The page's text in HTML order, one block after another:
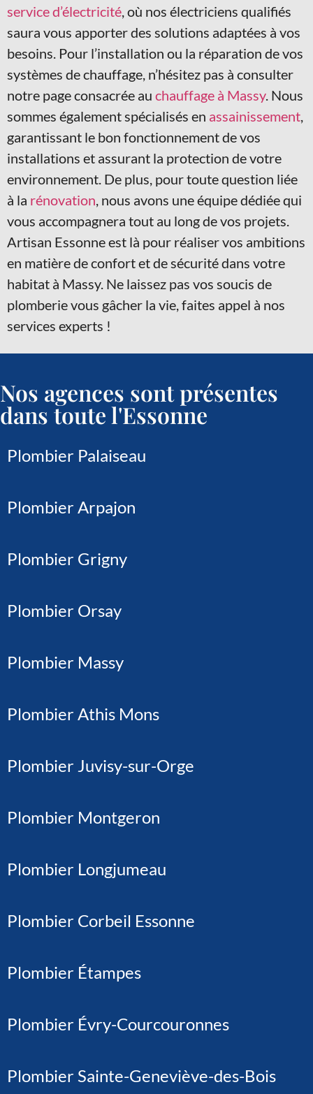
service d’électricité, où nos électriciens qualifiés
saura vous apporter des solutions adaptées à vos
besoins. Pour l’installation ou la réparation de vos
systèmes de chauffage, n’hésitez pas à consulter
notre page consacrée au chauffage à Massy. Nous
sommes également spécialisés en assainissement,
garantissant le bon fonctionnement de vos
installations et assurant la protection de votre
environnement. De plus, pour toute question liée
à la rénovation, nous avons une équipe dédiée qui
vous accompagnera tout au long de vos projets.
Artisan Essonne est là pour réaliser vos ambitions
en matière de confort et de sécurité dans votre
habitat à Massy. Ne laissez pas vos soucis de
plomberie vous gâcher la vie, faites appel à nos
services experts !
Nos agences sont présentes
dans toute l'Essonne
Plombier Palaiseau
Plombier Arpajon
Plombier Grigny
Plombier Orsay
Plombier Massy
Plombier Athis Mons
Plombier Juvisy-sur-Orge
Plombier Montgeron
Plombier Longjumeau
Plombier Corbeil Essonne
Plombier Étampes
Plombier Évry-Courcouronnes
Plombier Sainte-Geneviève-des-Bois